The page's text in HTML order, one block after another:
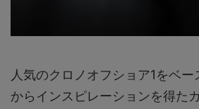
人気のクロノオフショア1をベ
からインスピレーションを得た